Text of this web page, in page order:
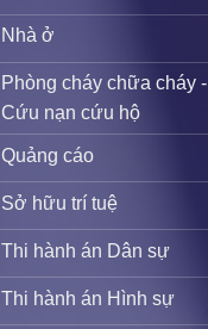
Nhà ở
Phòng cháy chữa cháy -
Cứu nạn cứu hộ
Quảng cáo
Sở hữu trí tuệ
Thi hành án Dân sự
Thi hành án Hình sự